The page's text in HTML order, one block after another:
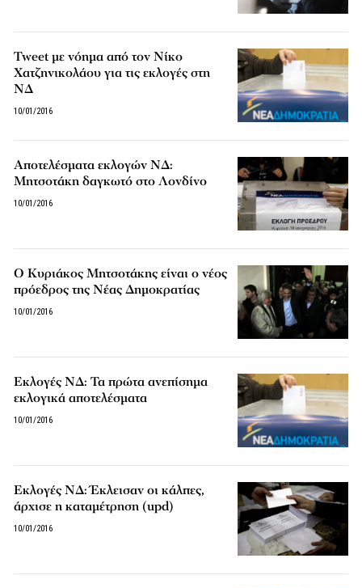
Tweet με νόημα από τον Νίκο
Χατζηνικολάου για τις εκλογές στη
ΝΔ
10/01/2016
Αποτελέσματα εκλογών ΝΔ:
Μητσοτάκη δαγκωτό στο Λονδίνο
10/01/2016
Ο Κυριάκος Μητσοτάκης είναι ο νέος
πρόεδρος της Νέας Δημοκρατίας
10/01/2016
Εκλογές ΝΔ: Τα πρώτα ανεπίσημα
εκλογικά αποτελέσματα
10/01/2016
Εκλογές ΝΔ: Έκλεισαν οι κάλπες,
άρχισε η καταμέτρηση (upd)
10/01/2016